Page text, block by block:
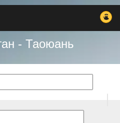
- Таоюань